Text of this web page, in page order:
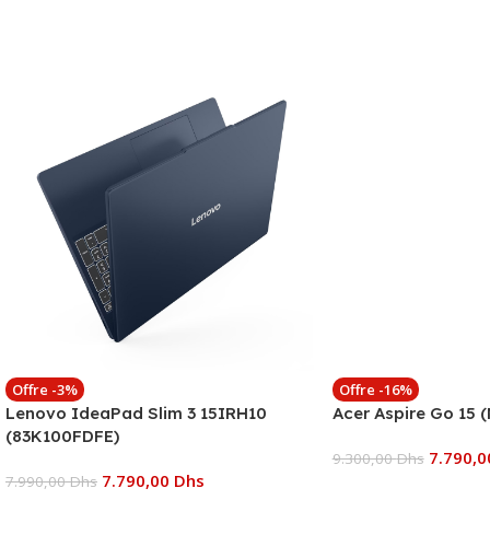
Offre -3%
Lenovo IdeaPad Slim 3 15IRH10
(83K100FDFE)
7.990,00Dhs 7.790,00 Dhs
Offre -16%
Acer Aspire Go 15
9.300,00Dhs